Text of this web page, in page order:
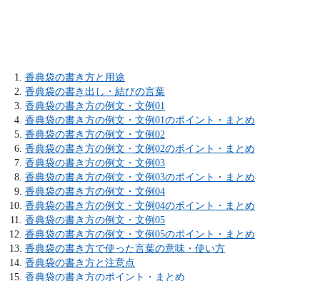
香典袋の書き方と用途
香典袋の書き出し・結びの言葉
香典袋の書き方の例文・文例01
香典袋の書き方の例文・文例01のポイント・まとめ
香典袋の書き方の例文・文例02
香典袋の書き方の例文・文例02のポイント・まとめ
香典袋の書き方の例文・文例03
香典袋の書き方の例文・文例03のポイント・まとめ
香典袋の書き方の例文・文例04
香典袋の書き方の例文・文例04のポイント・まとめ
香典袋の書き方の例文・文例05
香典袋の書き方の例文・文例05のポイント・まとめ
香典袋の書き方で使った言葉の意味・使い方
香典袋の書き方と注意点
香典袋の書き方のポイント・まとめ